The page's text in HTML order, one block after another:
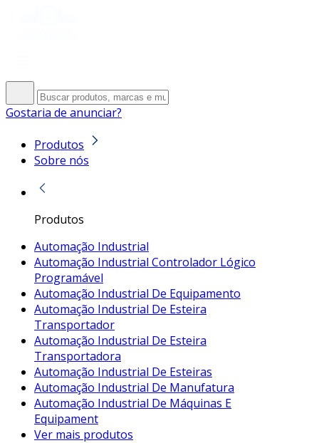
Gostaria de anunciar?
Produtos
Sobre nós
Produtos
Automação Industrial
Automação Industrial Controlador Lógico
Programável
Automação Industrial De Equipamento
Automação Industrial De Esteira
Transportador
Automação Industrial De Esteira
Transportadora
Automação Industrial De Esteiras
Automação Industrial De Manufatura
Automação Industrial De Máquinas E
Equipament
Ver mais produtos